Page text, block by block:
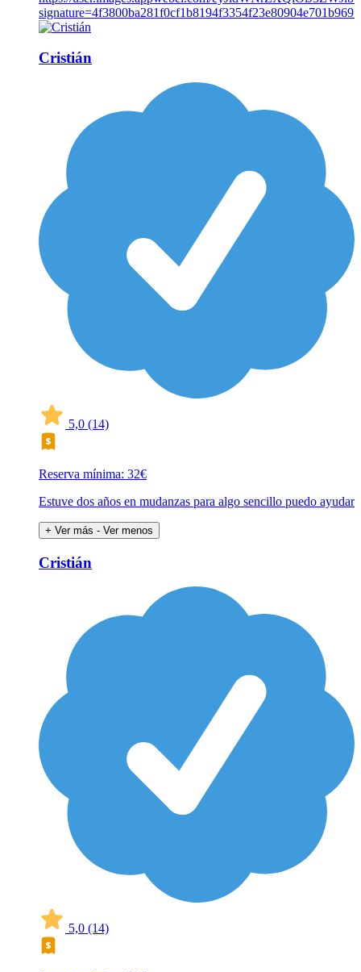
Cristián
5,0 (14)
Reserva mínima: 32€
Estuve dos años en mudanzas para algo sencillo puedo ayudar
+ Ver más - Ver menos
Cristián
5,0 (14)